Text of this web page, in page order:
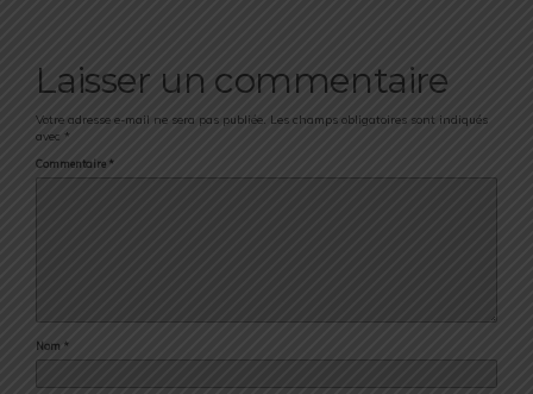
Laisser un commentaire
Votre adresse e-mail ne sera pas publiée. Les champs obligatoires sont indiqués
avec *
Commentaire *
Nom *